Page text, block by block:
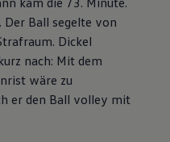
Ball segelte von
Dickel
nach: Mit dem
wäre zu
er den Ball volley mit